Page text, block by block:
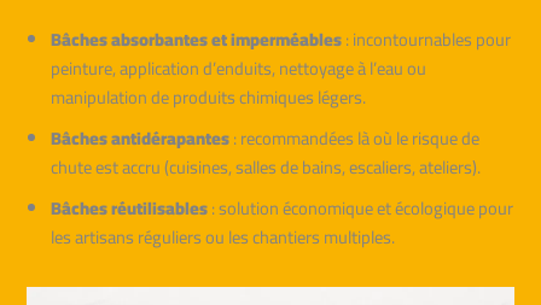
Bâches absorbantes et imperméables: incontournables pour
peinture, application d’enduits, nettoyage à l’eau ou
manipulation de produits chimiques légers.
Bâches antidérapantes: recommandées là où le risque de
chute est accru (cuisines, salles de bains, escaliers, ateliers).
Bâches réutilisables: solution économique et écologique pour
les artisans réguliers ou les chantiers multiples.